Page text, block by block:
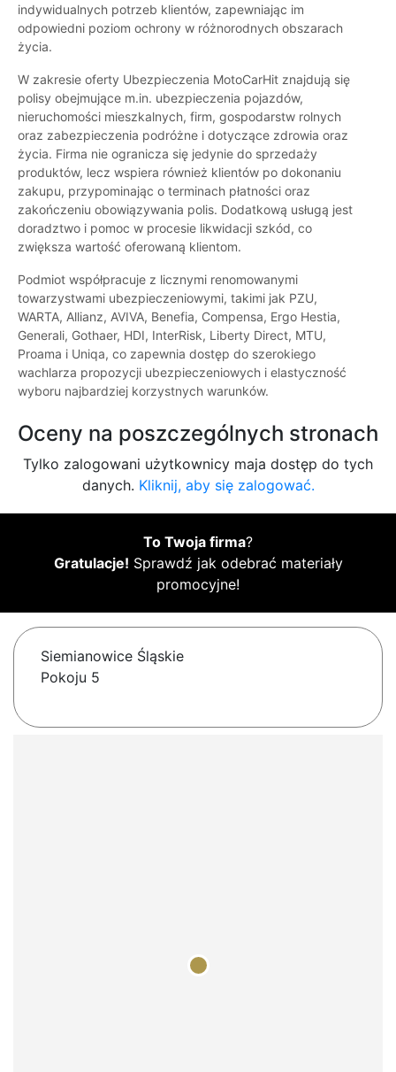
indywidualnych potrzeb klientów, zapewniając im
odpowiedni poziom ochrony w różnorodnych obszarach
życia.
W zakresie oferty Ubezpieczenia MotoCarHit znajdują się
polisy obejmujące m.in. ubezpieczenia pojazdów,
nieruchomości mieszkalnych, firm, gospodarstw rolnych
oraz zabezpieczenia podróżne i dotyczące zdrowia oraz
życia. Firma nie ogranicza się jedynie do sprzedaży
produktów, lecz wspiera również klientów po dokonaniu
zakupu, przypominając o terminach płatności oraz
zakończeniu obowiązywania polis. Dodatkową usługą jest
doradztwo i pomoc w procesie likwidacji szkód, co
zwiększa wartość oferowaną klientom.
Podmiot współpracuje z licznymi renomowanymi
towarzystwami ubezpieczeniowymi, takimi jak PZU,
WARTA, Allianz, AVIVA, Benefia, Compensa, Ergo Hestia,
Generali, Gothaer, HDI, InterRisk, Liberty Direct, MTU,
Proama i Uniqa, co zapewnia dostęp do szerokiego
wachlarza propozycji ubezpieczeniowych i elastyczność
wyboru najbardziej korzystnych warunków.
Oceny na poszczególnych stronach
Tylko zalogowani użytkownicy maja dostęp do tych
danych. Kliknij, aby się zalogować.
To Twoja firma?
Gratulacje! Sprawdź jak odebrać materiały
promocyjne!
Siemianowice Śląskie
Pokoju 5